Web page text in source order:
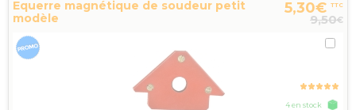
Equerre magnétique de soudeur petit
modèle
5,30€ TTC
9,50€
4 en stock